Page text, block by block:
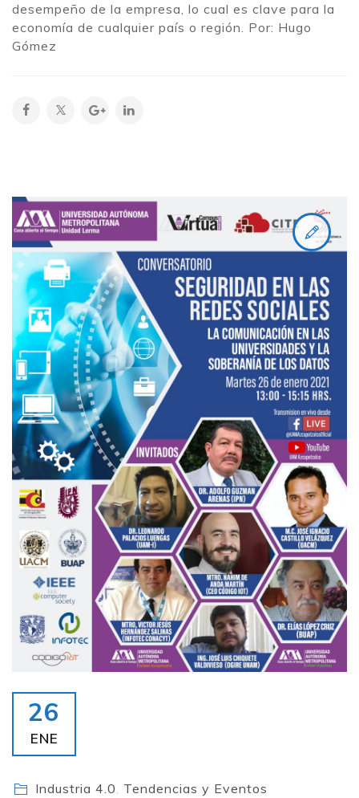
desempeño de la empresa, lo cual es clave para la
economía de cualquier país o región. Por: Hugo
Gómez
26
ENE
Industria 4.0, Tendencias y Eventos